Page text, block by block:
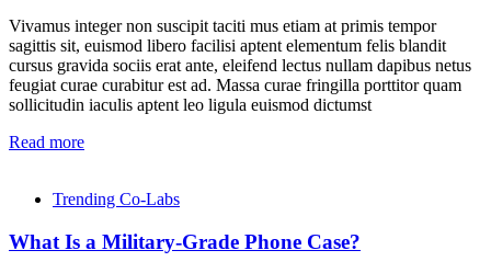
Vivamus integer non suscipit taciti mus etiam at primis tempor
sagittis sit, euismod libero facilisi aptent elementum felis blandit
cursus gravida sociis erat ante, eleifend lectus nullam dapibus netus
feugiat curae curabitur est ad. Massa curae fringilla porttitor quam
sollicitudin iaculis aptent leo ligula euismod dictumst
Read more
Trending Co-Labs
What Is a Military-Grade Phone Case?